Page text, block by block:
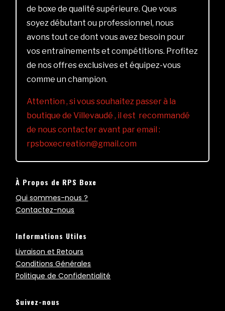
de boxe de qualité supérieure. Que vous
soyez débutant ou professionnel, nous
avons tout ce dont vous avez besoin pour
vos entraînements et compétitions. Profitez
de nos offres exclusives et équipez-vous
comme un champion.
Attention , si vous souhaitez passer à la
boutique de Villevaudé , il est recommandé
de nous contacter avant par email :
rpsboxecreation@gmail.com
À Propos de RPS Boxe
Qui sommes-nous ?
Contactez-nous
Informations Utiles
Livraison et Retours
Conditions Générales
Politique de Confidentialité
Suivez-nous